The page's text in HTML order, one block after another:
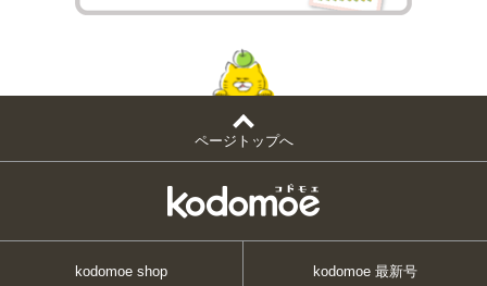
ページトップへ
kodomoe shop kodomoe 最新号